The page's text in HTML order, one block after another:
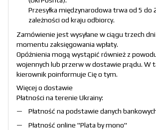
Przesyłka międzynarodowa trwa od 5 do
zależności od kraju odbiorcy.
Zamówienie jest wysyłane w ciągu trzech
momentu zaksięgowania wpłaty.
Opóźnienia mogą wystąpić również z powodu
wojennych lub przerw w dostawie prądu. W
kierownik poinformuje Cię o tym.
Więcej o dostawie
Płatności na terenie Ukrainy:
Płatność na podstawie danych
Płatność online "Plata by mono"